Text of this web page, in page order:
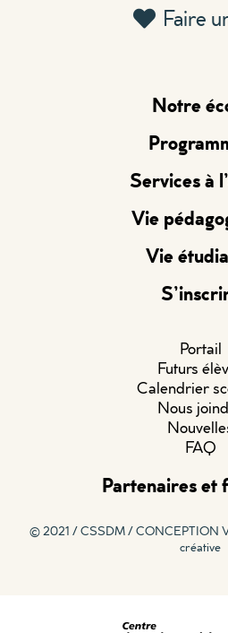
Faire
Notre
Services à
Vie
Vie
Portail
Futurs
Calendrier
Nous
FAQ
Partenaires et
© 2021 / CSSDM /CONCEPTION
créative